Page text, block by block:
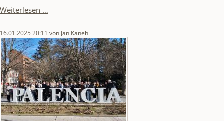
Weiterlesen …
Elternsprechtag
16.01.2025 20:11 von Jan Kanehl